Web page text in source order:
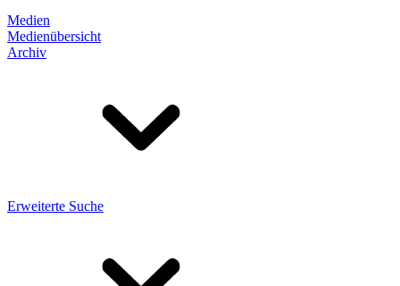
Medien
Medienübersicht
Archiv
Erweiterte Suche